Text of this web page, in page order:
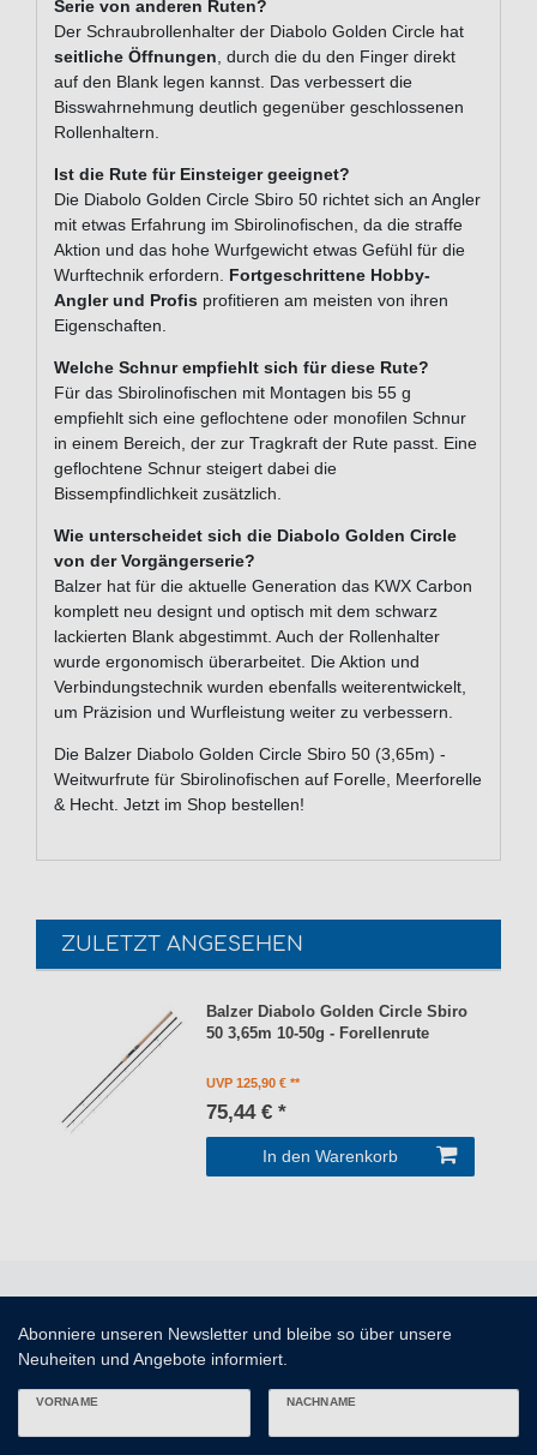
Serie von anderen Ruten?
Der Schraubrollenhalter der Diabolo Golden Circle hat
seitliche Öffnungen, durch die du den Finger direkt
auf den Blank legen kannst. Das verbessert die
Bisswahrnehmung deutlich gegenüber geschlossenen
Rollenhaltern.
Ist die Rute für Einsteiger geeignet?
Die Diabolo Golden Circle Sbiro 50 richtet sich an Angler
mit etwas Erfahrung im Sbirolinofischen, da die straffe
Aktion und das hohe Wurfgewicht etwas Gefühl für die
Wurftechnik erfordern. Fortgeschrittene Hobby-
Angler und Profis profitieren am meisten von ihren
Eigenschaften.
Welche Schnur empfiehlt sich für diese Rute?
Für das Sbirolinofischen mit Montagen bis 55 g
empfiehlt sich eine geflochtene oder monofilen Schnur
in einem Bereich, der zur Tragkraft der Rute passt. Eine
geflochtene Schnur steigert dabei die
Bissempfindlichkeit zusätzlich.
Wie unterscheidet sich die Diabolo Golden Circle
von der Vorgängerserie?
Balzer hat für die aktuelle Generation das KWX Carbon
komplett neu designt und optisch mit dem schwarz
lackierten Blank abgestimmt. Auch der Rollenhalter
wurde ergonomisch überarbeitet. Die Aktion und
Verbindungstechnik wurden ebenfalls weiterentwickelt,
um Präzision und Wurfleistung weiter zu verbessern.
Die Balzer Diabolo Golden Circle Sbiro 50 (3,65m) -
Weitwurfrute für Sbirolinofischen auf Forelle, Meerforelle
& Hecht. Jetzt im Shop bestellen!
ZULETZT ANGESEHEN
Balzer Diabolo Golden Circle Sbiro
50 3,65m 10-50g - Forellenrute
UVP 125,90 €
75,44 € *
In den Warenkorb
Abonniere unseren Newsletter und bleibe so über unsere
Neuheiten und Angebote informiert.
VORNAME NACHNAME